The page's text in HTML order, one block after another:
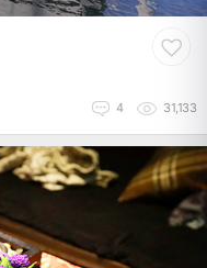
4 31,133